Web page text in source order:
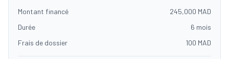
Montant financé
245,000 MAD
Durée
6 mois
Frais de dossier
100 MAD